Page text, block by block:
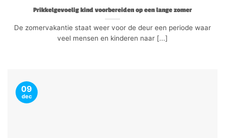
Prikkelgevoelig kind voorbereiden op een lange zomer
De zomervakantie staat weer voor de deur een periode waar
veel mensen en kinderen naar [...]
09
dec